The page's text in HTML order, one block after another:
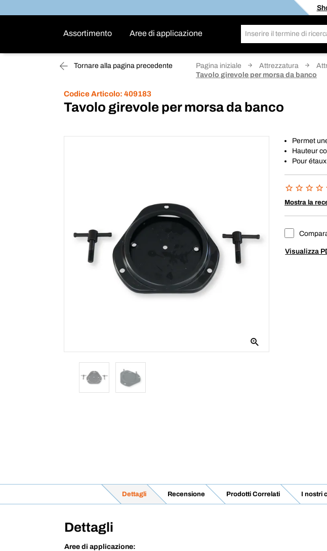
Assortimento Aree di applicazione
Tornare alla pagina precedente Pagina iniziale Attrezzatura
Tavolo girevole per morsa da banco
Codice Articolo: 409183
Tavolo girevole per morsa da banco
Permet
Hauteur
Pour
Mostra la
Visualizza
Dettagli Recensione Prodotti Correlati I nostri
Dettagli
Aree di applicazione: